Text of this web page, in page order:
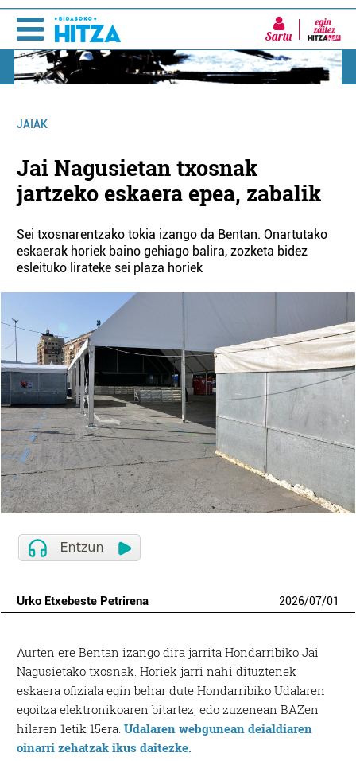
Sartu
JAIAK
Jai Nagusietan txosnak
jartzeko eskaera epea, zabalik
Sei txosnarentzako tokia izango da Bentan. Onartutako
eskaerak horiek baino gehiago balira, zozketa bidez
esleituko lirateke sei plaza horiek
Urko Etxebeste Petrirena 2026/07/01
Aurten ere Bentan izango dira jarrita Hondarribiko Jai
Nagusietako txosnak. Horiek jarri nahi dituztenek
eskaera ofiziala egin behar dute Hondarribiko Udalaren
egoitza elektronikoaren bitartez, edo zuzenean BAZen
hilaren 1etik 15era.Udalaren webgunean deialdiaren
oinarri zehatzak ikus daitezke.